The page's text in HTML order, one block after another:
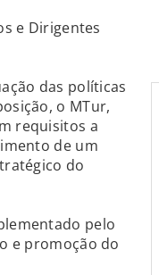
e Dirigentes
das políticas
o MTur,
requisitos a
de um
do
pelo
e promoção do